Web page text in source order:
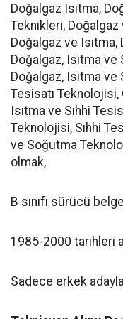
Doğalgaz Isıtma,
Teknikleri, Doğalgaz
Doğalgaz ve Isıtma,
Doğalgaz, Isıtma ve
Doğalgaz, Isıtma
Tesisatı
Isıtma ve Sıhhi
Teknolojisi, Sıhhi
ve Soğutma
olmak,
B sınıfı sürücü
1985-2000 tarihleri
Sadece erkek